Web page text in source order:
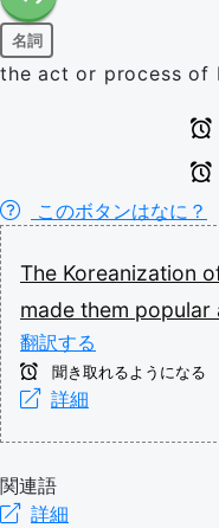
名詞
the act or process of
このボタンはなに？
The Koreanization
made them popular
翻訳する
聞き取れるようになる
詳細
関連語
詳細